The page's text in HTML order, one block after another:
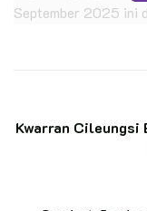
September 2025 ini
Kwarran Cileungsi